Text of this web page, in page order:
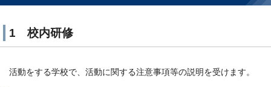
1 校内研修
活動をする学校で、活動に関する注意事項等の説明を受けます。